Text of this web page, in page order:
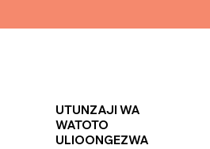
UTUNZAJI WA
WATOTO
ULIOONGEZWA